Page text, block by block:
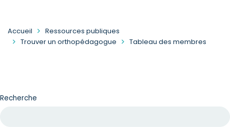
Accueil
Ressources publiques
Trouver un orthopédagogue
Tableau des membres
Recherche